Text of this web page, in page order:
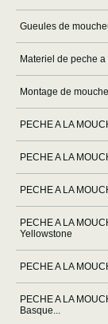
Gueules de
Materiel de peche
Montage de
PECHE A LA
PECHE A LA
PECHE A LA
PECHE A LA
Yellowstone
PECHE A LA
PECHE A LA
Basque...